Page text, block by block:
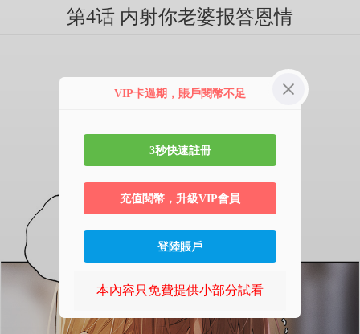
第4话 内射你老婆报答恩情
VIP卡過期，賬戶閱幣不足
3秒快速註冊
充值閱幣，升級VIP會員
登陸賬戶
本內容只免費提供小部分試看